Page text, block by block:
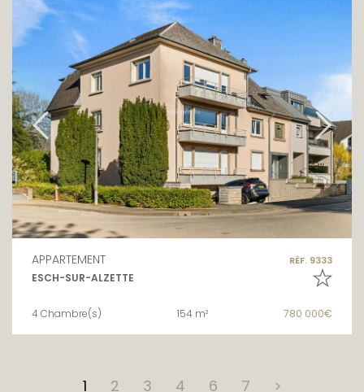
APPARTEMENT RÉF. 9333
ESCH-SUR-ALZETTE
4 Chambre(s) 154 m² 780 000€
1 2 3 4 6 7 >